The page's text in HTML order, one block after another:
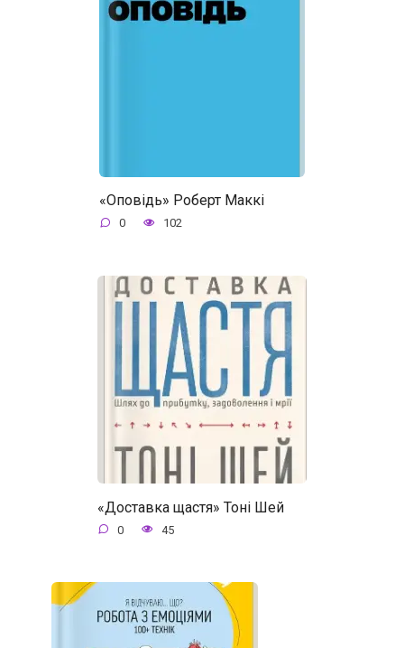
«Оповідь» Роберт Маккі
0 102
«Доставка щастя» Тоні Шей
0 45